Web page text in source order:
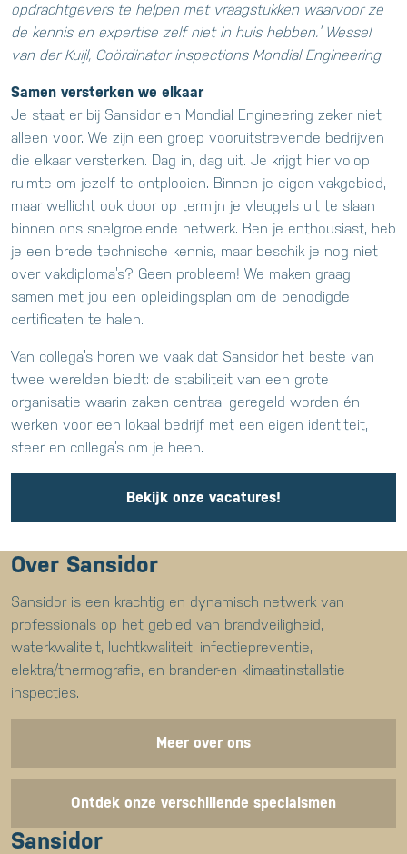
opdrachtgevers te helpen met vraagstukken waarvoor ze
de kennis en expertise zelf niet in huis hebben.’ Wessel
van der Kuijl, Coördinator inspectionsMondial Engineering
Samen versterken we elkaar
Je staat er bij Sansidor en Mondial Engineering zeker niet
alleen voor. We zijn een groep vooruitstrevende bedrijven
die elkaar versterken. Dag in, dag uit. Je krijgt hier volop
ruimte om jezelf te ontplooien. Binnen je eigen vakgebied,
maar wellicht ook door op termijn je vleugels uit te slaan
binnen ons snelgroeiende netwerk. Ben je enthousiast, heb
je een brede technische kennis, maar beschik je nog niet
over vakdiploma’s? Geen probleem! We maken graag
samen met jou een opleidingsplan om de benodigde
certificaten te halen.
Van collega’s horen we vaak dat Sansidor het beste van
twee werelden biedt: de stabiliteit van een grote
organisatie waarin zaken centraal geregeld worden én
werken voor een lokaal bedrijf met een eigen identiteit,
sfeer en collega’s om je heen.
Bekijk onze vacatures!
Over Sansidor
Sansidor is een krachtig en dynamisch netwerk van
professionals op het gebied van brandveiligheid,
waterkwaliteit, luchtkwaliteit, infectiepreventie,
elektra/thermografie, en brander-en klimaatinstallatie
inspecties.
Meer over ons
Ontdek onze verschillende specialsmen
Sansidor